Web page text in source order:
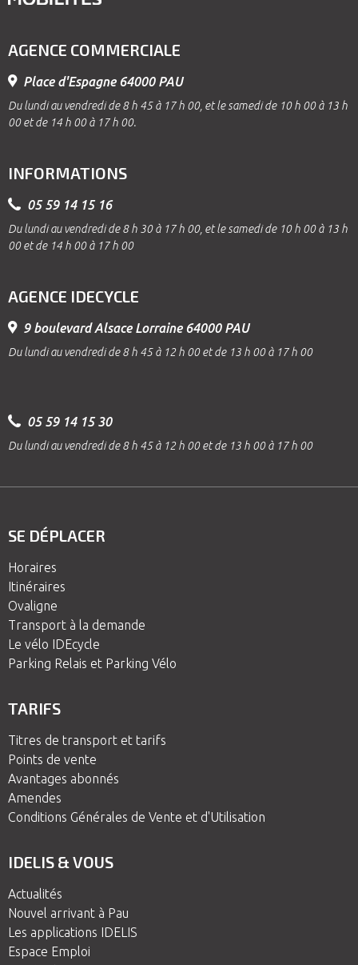
AGENCE COMMERCIALE
Place d'Espagne 64000 PAU
Du lundi au vendredi de 8 h 45 à 17 h 00, et le samedi de 10 h 00 à 13 h
00 et de 14 h 00 à 17 h 00.
INFORMATIONS
05 59 14 15 16
Du lundi au vendredi de 8 h 30 à 17 h 00, et le samedi de 10 h 00 à 13 h
00 et de 14 h 00 à 17 h 00
AGENCE IDECYCLE
9 boulevard Alsace Lorraine 64000 PAU
Du lundi au vendredi de 8 h 45 à 12 h 00 et de 13 h 00 à 17 h 00
05 59 14 15 30
Du lundi au vendredi de 8 h 45 à 12 h 00 et de 13 h 00 à 17 h 00
SE DÉPLACER
Horaires
Itinéraires
Ovaligne
Transport à la demande
Le vélo IDEcycle
Parking Relais et Parking Vélo
TARIFS
Titres de transport et tarifs
Points de vente
Avantages abonnés
Amendes
Conditions Générales de Vente et d'Utilisation
IDELIS & VOUS
Actualités
Nouvel arrivant à Pau
Les applications IDELIS
Espace Emploi